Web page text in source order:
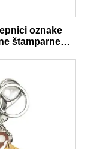
oznake
štamparne